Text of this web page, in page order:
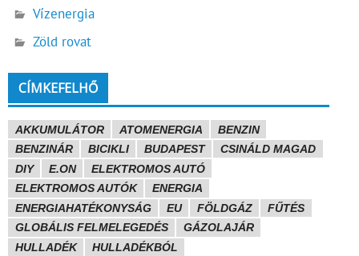
Vízenergia
Zöld rovat
CÍMKEFELHŐ
AKKUMULÁTOR ATOMENERGIA
BENZIN
BENZINÁR
BICIKLI BUDAPEST
CSINÁLD MAGAD
DIY
E.ON
ELEKTROMOS AUTÓ
ELEKTROMOS AUTÓK
ENERGIA
ENERGIAHATÉKONYSÁG
EU FÖLDGÁZ
FŰTÉS
GLOBÁLIS FELMELEGEDÉS
GÁZOLAJÁR
HULLADÉK
HULLADÉKBÓL